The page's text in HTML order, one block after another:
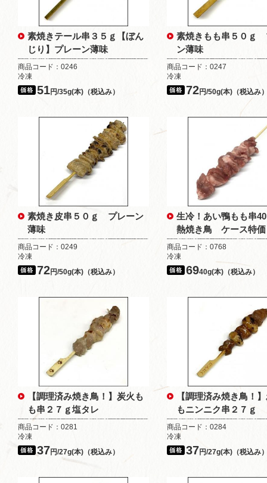
素焼きテール串３５ｇ【ぼん
じり】プレーン薄味
商品コード：0246
冷凍
51円/35g(本)（税込み）
素焼きもも串５０ｇ
ン薄味
商品コード：0247
冷凍
72円/50g(本)（税込み
素焼き皮串５０ｇ プレーン
薄味
商品コード：0249
冷凍
72円/50g(本)（税込み）
生冷！あい鴨もも串
熱焼き鳥 ケース特価
商品コード：0768
冷凍
6940g(本)（税込み）
【調理済み焼き鳥！】炭火も
も串２７ｇ塩タレ
商品コード：0281
冷凍
37円/27g(本)（税込み）
【調理済み焼き鳥！
もニンニク串２７ｇ
商品コード：0284
冷凍
37円/27g(本)（税込み